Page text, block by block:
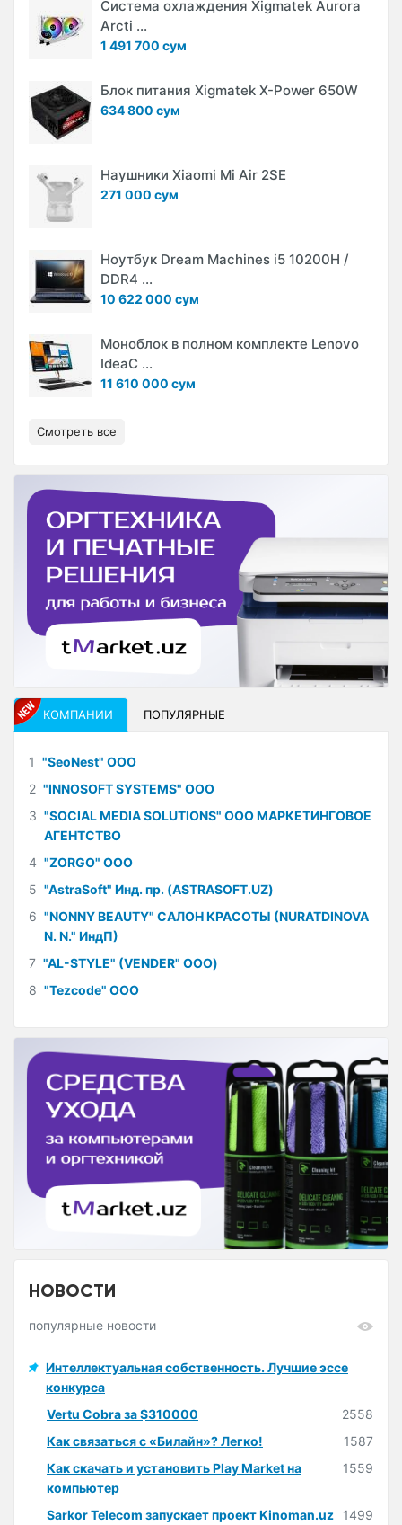
Система охлаждения Xigmatek Aurora
Arcti ...
1 491 700 сум
Блок питания Xigmatek X-Power 650W
634 800 сум
Наушники Xiaomi Mi Air 2SE
271 000 сум
Ноутбук Dream Machines i5 10200H /
DDR4 ...
10 622 000 сум
Моноблок в полном комплекте Lenovo
IdeaC ...
11 610 000 сум
Смотреть все
КОМПАНИИ ПОПУЛЯРНЫЕ
1 "SeoNest" ООО
2 "INNOSOFT SYSTEMS" ООО
3 "SOCIAL MEDIA SOLUTIONS" ООО МАРКЕТИНГОВОЕ
АГЕНТСТВО
4 "ZORGO" ООО
5 "AstraSoft" Инд. пр. (ASTRASOFT.UZ)
6 "NONNY BEAUTY" САЛОН КРАСОТЫ (NURATDINOVA
N. N." ИндП)
7 "AL-STYLE" (VENDER" ООО)
8 "Tezcode" ООО
НОВОСТИ
популярные новости
Интеллектуальная собственность. Лучшие эссе
конкурса
Vertu Cobra за $310000
2558
Как связаться с «Билайн»? Легко!
1587
Как скачать и установить Play Market на
компьютер
1559
Sarkor Telecom запускает проект Kinoman.uz
1499